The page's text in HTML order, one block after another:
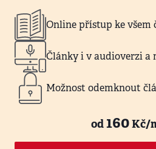
Online přístup ke všem
Články i v audioverzi
Možnost odemknout
od160Kč/